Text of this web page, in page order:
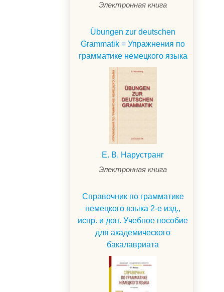
Электронная книга
Übungen zur deutschen
Grammatik = Упражнения по
грамматике немецкого языка
Е. В. Нарустранг
Электронная книга
Справочник по грамматике
немецкого языка 2-е изд.,
испр. и доп. Учебное пособие
для академического
бакалавриата